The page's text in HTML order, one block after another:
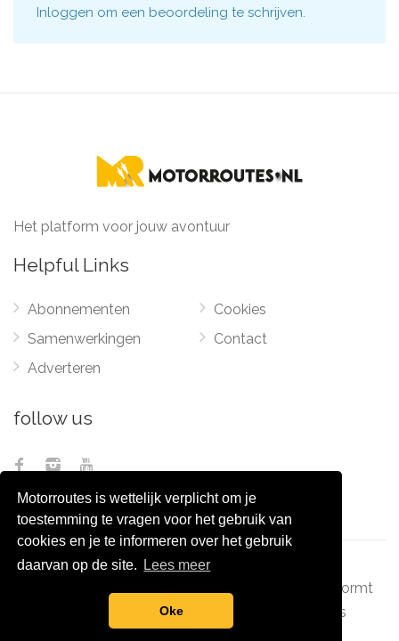
Motorroutes is wettelijk verplicht om je
toestemming te vragen voor het gebruik van
cookies en je te informeren over het gebruik
daarvan op de site.
Lees meer
Oke
Inloggen om een beoordeling te schrijven.
Het platform voor jouw avontuur
Helpful Links
Abonnementen
Samenwerkingen
Adverteren
Cookies
Contact
follow us
vormt
grootverzet.nl Pixel Monsters